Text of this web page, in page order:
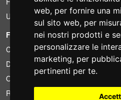
web, per fornire una
sul sito web, per
nei nostri prodotti e
personalizzare le
marketing, per
pertinenti per te.
Usato
FOTOCOLOMBO.IT
Chi siamo
Dove siamo
Orari di negozio
Recensioni su Trovaprezzi